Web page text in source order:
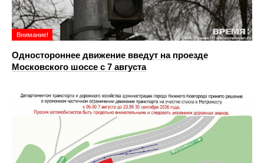
Внимание!
Одностороннее движение введут на проезде
Московского шоссе с 7 августа